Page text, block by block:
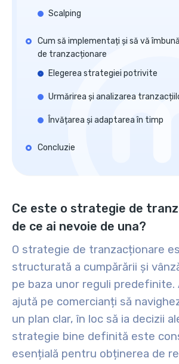
Scalping
Cum să implementați și să vă
de tranzacționare
Elegerea strategiei potrivite
Urmărirea și analizarea
Învățarea și adaptarea în timp
Concluzie
Ce este o strategie de
de ce ai nevoie de una?
O strategie de tranzacționare
structurată a cumpărării și
pe baza unor reguli predefinite.
ajută pe comercianți să
un plan clar, în loc să ia decizii
strategie bine definită este
esențială pentru obținerea de